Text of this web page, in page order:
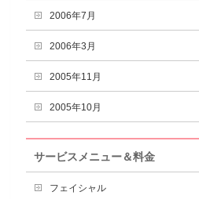
2006年7月
2006年3月
2005年11月
2005年10月
サービスメニュー＆料金
フェイシャル